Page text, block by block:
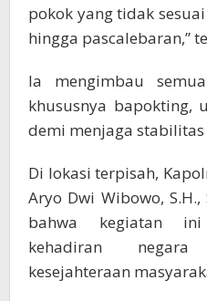
pokok yang tidak
hingga pascalebaran,”
Ia mengimbau
khususnya bapokting,
demi menjaga
Di lokasi terpisah,
Aryo Dwi Wibowo, S.H.,
bahwa kegiatan
kehadiran
kesejahteraan